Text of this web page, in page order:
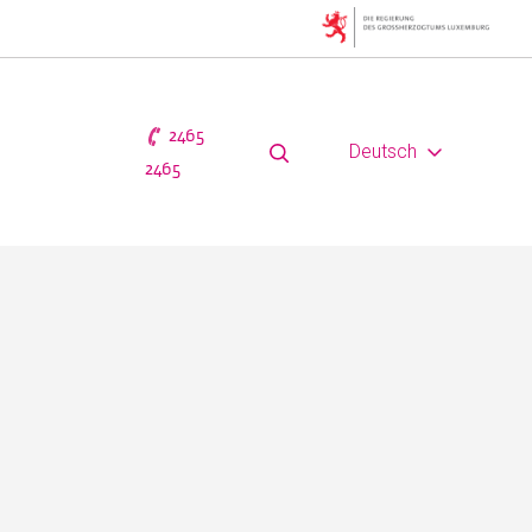
2465
2465
Deutsch